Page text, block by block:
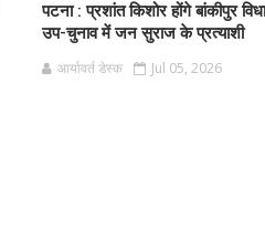
पटना : प्रशांत किशोर होंगे बांकीपुर
उप-चुनाव में जन सुराज के प्रत्याशी
आर्यावर्त डेस्क Jul 05, 2026